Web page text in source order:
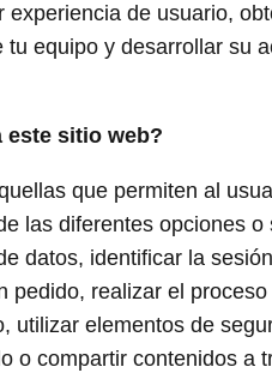
experiencia de usuario,
equipo y desarrollar su
este sitio web?
que permiten al
las diferentes opciones
datos, identificar la
pedido, realizar el
utilizar elementos de
o compartir contenidos a